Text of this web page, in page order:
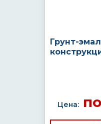
Грунт-
Цена:по